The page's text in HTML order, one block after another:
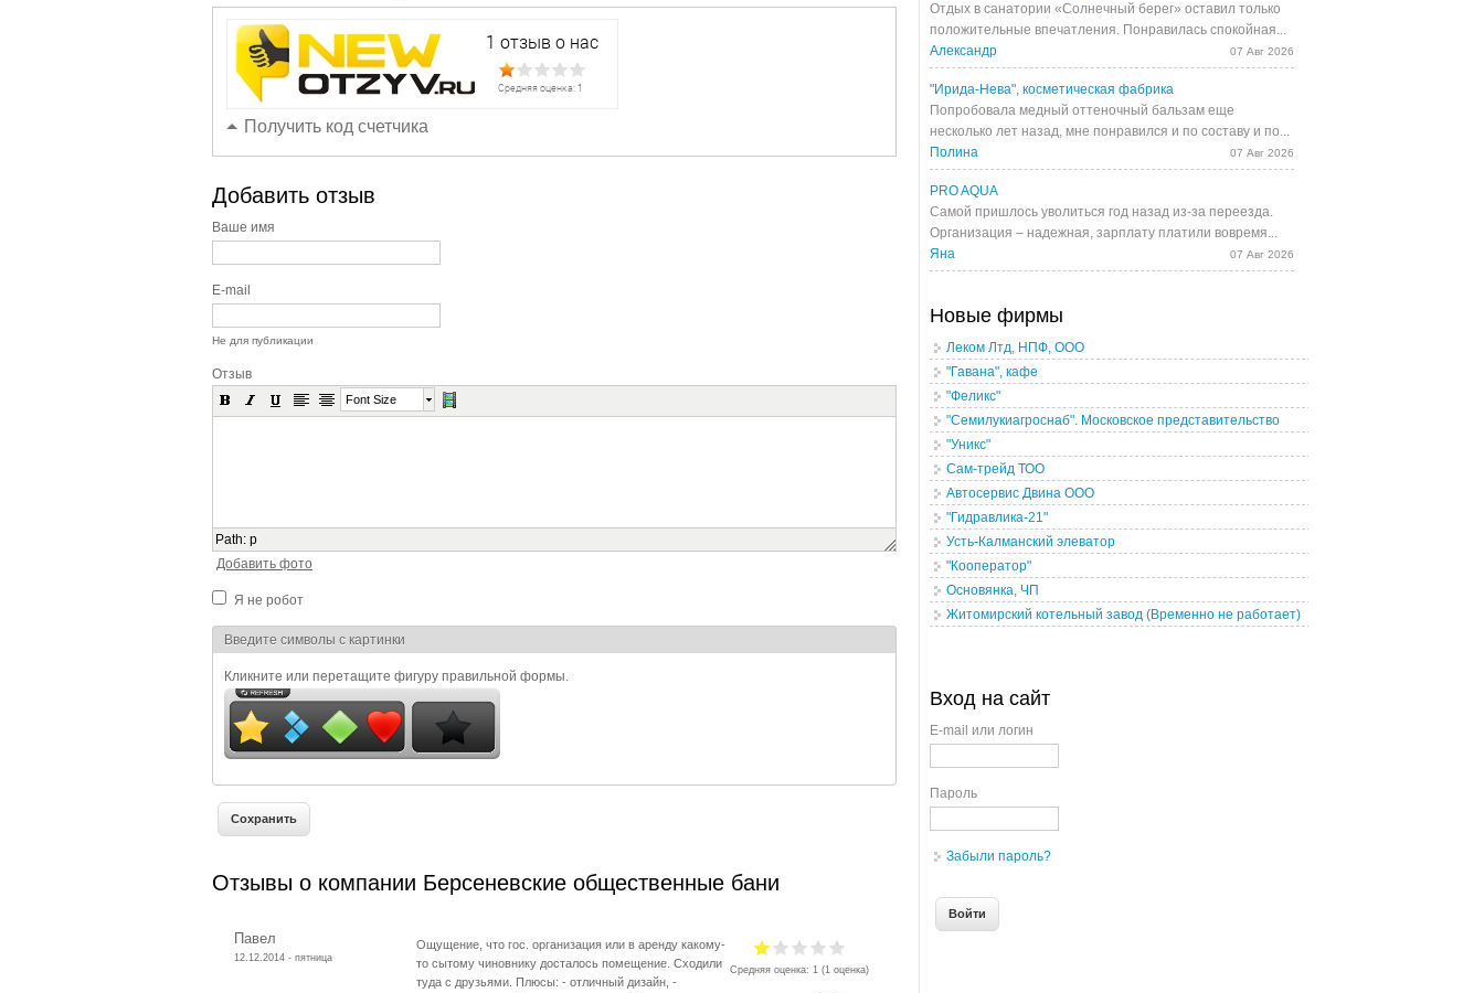
Получить код счетчика
Добавить отзыв
Ваше имя
E-mail
Не для публикации
Отзыв
Font Size
Path: p
Добавить фото
Я не робот
Я спамер
Введите символы с картинки
Кликните или перетащите фигуру правильной формы.
Отзывы о компании Берсеневские общественные бани
Павел
12.12.2014 - пятница
Средняя оценка: 1 (1 оценка)
Ощущение, что гос. организация или в аренду какому-
то сытому чиновнику досталось помещение. Сходили
туда с друзьями. Плюсы: - отличный дизайн, -
Отдых в санатории «Солнечный берег» оставил только
положительные впечатления. Понравилась спокойная...
Александр
07 Авг 2026
"Ирида-Нева", косметическая фабрика
Попробовала медный оттеночный бальзам еще
несколько лет назад, мне понравился и по составу и по...
Полина
07 Авг 2026
PRO AQUA
Самой пришлось уволиться год назад из-за переезда.
Организация – надежная, зарплату платили вовремя...
Яна
07 Авг 2026
Новые фирмы
Леком Лтд, НПФ, ООО
"Гавана", кафе
"Феликс"
"Семилукиагроснаб". Московское представительство
"Уникс"
Сам-трейд ТОО
Автосервис Двина ООО
"Гидравлика-21"
Усть-Калманский элеватор
"Кооператор"
Основянка, ЧП
Житомирский котельный завод (Временно не работает)
Вход на сайт
E-mail или логин
Пароль
Забыли пароль?